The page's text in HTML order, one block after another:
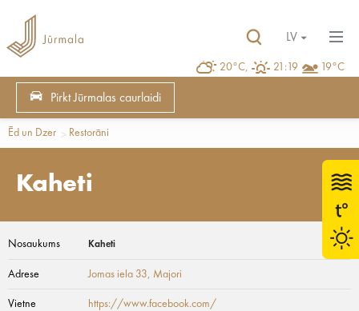
20°C, 21:19 19°C
LV
Pirkt Jūrmalas caurlaidi
Ēd un Dzer Restorāni
Kaheti
Nosaukums Kaheti
Adrese Jomas iela 33, Majori
Vietne https://www.facebook.com/